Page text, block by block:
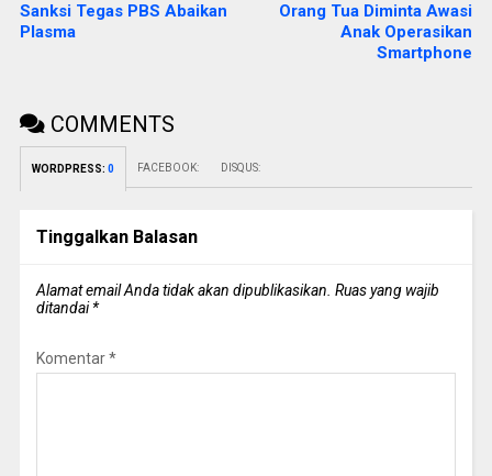
Sanksi Tegas PBS Abaikan
Plasma
Orang Tua Diminta Awasi
Anak Operasikan
Smartphone
COMMENTS
WORDPRESS: 0 FACEBOOK: DISQUS:
Tinggalkan Balasan
Alamat email Anda tidak akan dipublikasikan. Ruas yang wajib
ditandai*
Komentar*